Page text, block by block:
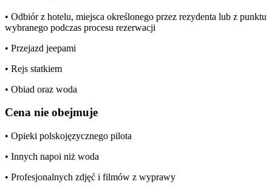
• Odbiór z hotelu, miejsca określonego przez rezydenta lub z punktu
wybranego podczas procesu rezerwacji
• Przejazd jeepami
• Rejs statkiem
• Obiad oraz woda
Cena nie obejmuje
• Opieki polskojęzycznego pilota
• Innych napoi niż woda
• Profesjonalnych zdjęć i filmów z wyprawy